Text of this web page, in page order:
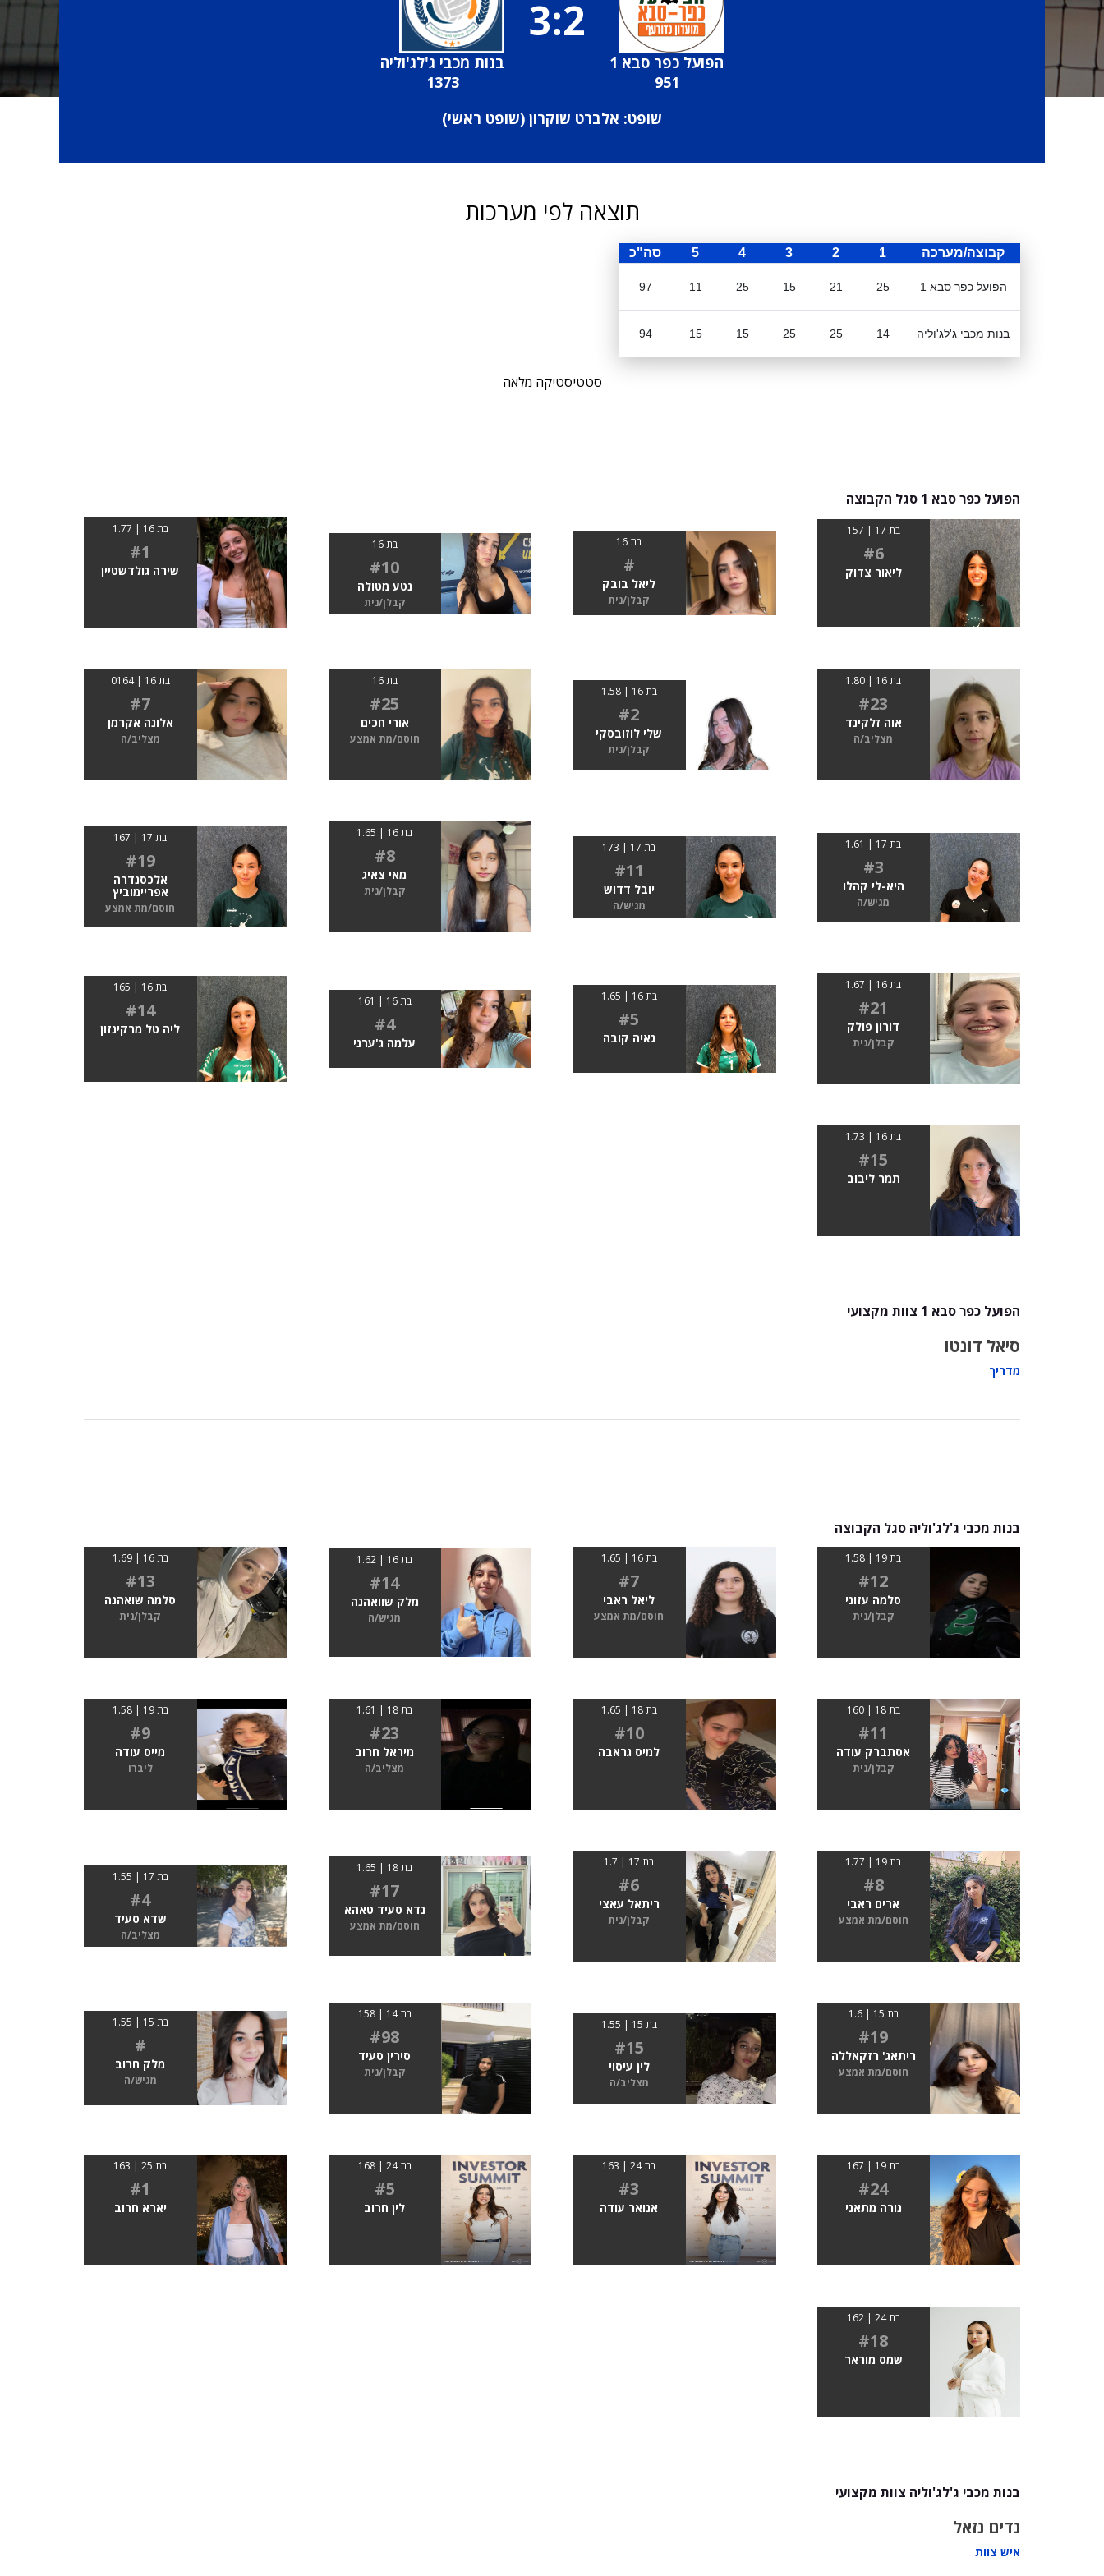
הפועל כפר סבא 1
951
3:2
בנות מכבי ג'לג'וליה
1373
שופט: אלברט שוקרון (שופט ראשי)
תוצאה לפי מערכות
קבוצה/מערכה 1
2
3
4
5 סה"כ
הפועל כפר סבא 1 25
21
15
25
11
97
בנות מכבי ג'לג'וליה 14
25
25
15
15
94
סטטיסטיקה מלאה
הפועל כפר סבא 1 סגל הקבוצה
בת 17 | 157
#6
ליאור צדוק
בת 16
#
ליאל בובק
קבלן/נית
בת 16
#10
נטע מטולה
קבלן/נית
בת 16 | 1.77
#1
שירה גולדשטיין
בת 16 | 1.80
#23
אוה זלקינד
מצליב/ה
בת 16 | 1.58
#2
שלי לוזובסקי
קבלן/נית
בת 16
#25
אורי חכים
חוסם/מת אמצע
בת 16 | 0164
#7
אלונה אקרמן
מצליב/ה
בת 17 | 1.61
#3
היא-לי קהלו
מגיש/ה
בת 17 | 173
#11
יובל דדוש
מגיש/ה
בת 16 | 1.65
#8
מאי צאיג
קבלן/נית
בת 17 | 167
#19
אלכסנדרה
אפריימוביץ
חוסם/מת אמצע
בת 16 | 1.67
#21
דורון פולק
קבלן/נית
בת 16 | 1.65
#5
גאיה קובה
בת 16 | 161
#4
עלמה ג'ערני
בת 16 | 165
#14
ליה טל מרקינזון
בת 16 | 1.73
#15
תמר ליבוב
הפועל כפר סבא 1 צוות מקצועי
סיאל דונטו
מדריך
בנות מכבי ג'לג'וליה סגל הקבוצה
בת 19 | 1.58
#12
סלמה עזוני
קבלן/נית
בת 16 | 1.65
#7
ליאל ראבי
חוסם/מת אמצע
בת 16 | 1.62
#14
מלק שוואהנה
מגיש/ה
בת 16 | 1.69
#13
סלמה שואהנה
קבלן/נית
בת 18 | 160
#11
אסתברק עודה
קבלן/נית
בת 18 | 1.65
#10
למיס גראבה
בת 18 | 1.61
#23
מיראל חרוב
מצליב/ה
בת 19 | 1.58
#9
מייס עודה
ליברו
בת 19 | 1.77
#8
ארים ראבי
חוסם/מת אמצע
בת 17 | 1.7
#6
ריתאל עאצי
קבלן/נית
בת 18 | 1.65
#17
נדא סעיד טאהא
חוסם/מת אמצע
בת 17 | 1.55
#4
שדא סעיד
מצליב/ה
בת 15 | 1.6
#19
ריתאג' רזקאללה
חוסם/מת אמצע
בת 15 | 1.55
#15
לין עיסוי
מצליב/ה
בת 14 | 158
#98
סירין סעיד
קבלן/נית
בת 15 | 1.55
#
מלק חרוב
מגיש/ה
בת 19 | 167
#24
נורה מתאני
בת 24 | 163
#3
אנואר עודה
בת 24 | 168
#5
לין חרוב
בת 25 | 163
#1
יארא חרוב
בת 24 | 162
#18
שמס מוראר
בנות מכבי ג'לג'וליה צוות מקצועי
נדים נזאל
איש צוות